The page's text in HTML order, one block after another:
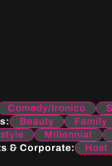
Comedy/Ironico
Beauty Family
Millennial
& Corporate:
Host